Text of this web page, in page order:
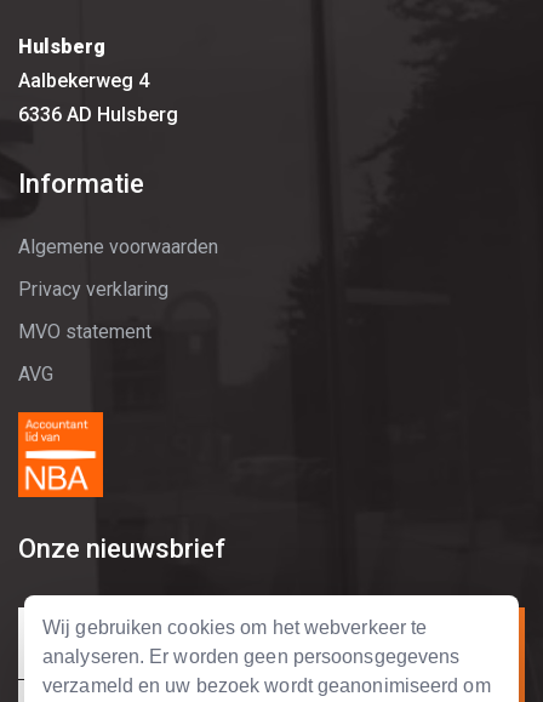
Wij gebruiken cookies om het webverkeer te
analyseren. Er worden geen persoonsgegevens
verzameld en uw bezoek wordt geanonimiseerd om
Hulsberg
Aalbekerweg 4
6336 AD Hulsberg
Informatie
Algemene voorwaarden
Privacy verklaring
MVO statement
AVG
Onze nieuwsbrief